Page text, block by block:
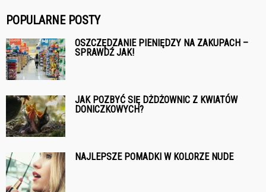
POPULARNE POSTY
OSZCZĘDZANIE PIENIĘDZY NA ZAKUPACH –
SPRAWDŹ JAK!
JAK POZBYĆ SIĘ DŻDŻOWNIC Z KWIATÓW
DONICZKOWYCH?
NAJLEPSZE POMADKI W KOLORZE NUDE